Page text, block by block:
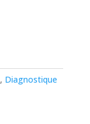
, Diagnostique